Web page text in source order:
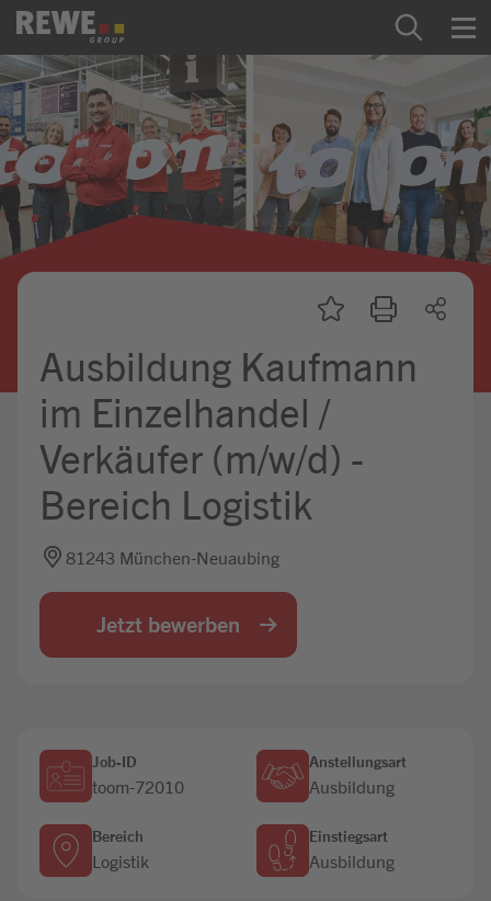
Zum Inhalt springen
Startseite
REWE Group als Arbeitgeber
Ausbildung & Studium
Praktikum & Werkstudium
Mein Kandidat:innenprofil
Jobbörse
Ausbildung Kaufmann
im Einzelhandel /
Verkäufer (m/w/d) -
Bereich Logistik
81243 München-Neuaubing
Jetzt bewerben
Job-ID
toom-72010
Anstellungsart
Ausbildung
Bereich
Logistik
Einstiegsart
Ausbildung